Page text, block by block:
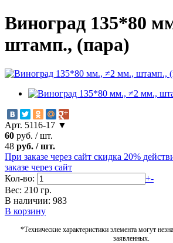
Виноград 135*80
штамп., (пара)
Арт. 5116-17 ▼
60 руб. /шт.
48 руб. /шт.
При заказе через сайт скидка 20%
заказе через сайт
Кол-во:
+-
Вес: 210 гр.
В наличии: 983
В корзину
*Технические характеристики элемента могут
заявленных.